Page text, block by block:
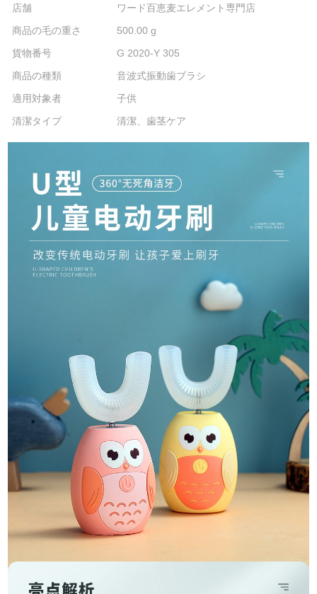
店舗
ワード百恵麦エレメント専門店
商品の毛の重さ
500.00 g
貨物番号
G 2020-Y 305
商品の種類
音波式振動歯ブラシ
適用対象者
子供
清潔タイプ
清潔、歯茎ケア